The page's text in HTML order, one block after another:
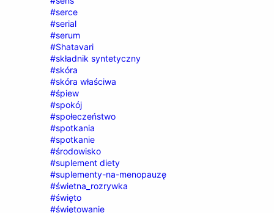
#serce
#serial
#serum
#Shatavari
#składnik syntetyczny
#skóra
#skóra właściwa
#śpiew
#spokój
#społeczeństwo
#spotkania
#spotkanie
#środowisko
#suplement diety
#suplementy-na-menopauzę
#świetna_rozrywka
#święto
#świętowanie